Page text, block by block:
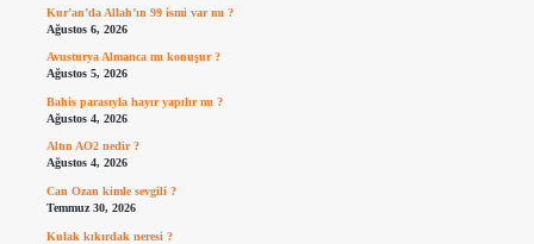
Kur’an’da Allah’ın 99 ismi var mı ?
Ağustos 6, 2026
Avusturya Almanca mı konuşur ?
Ağustos 5, 2026
Bahis parasıyla hayır yapılır mı ?
Ağustos 4, 2026
Altın AO2 nedir ?
Ağustos 4, 2026
Can Ozan kimle sevgili ?
Temmuz 30, 2026
Kulak kıkırdak neresi ?